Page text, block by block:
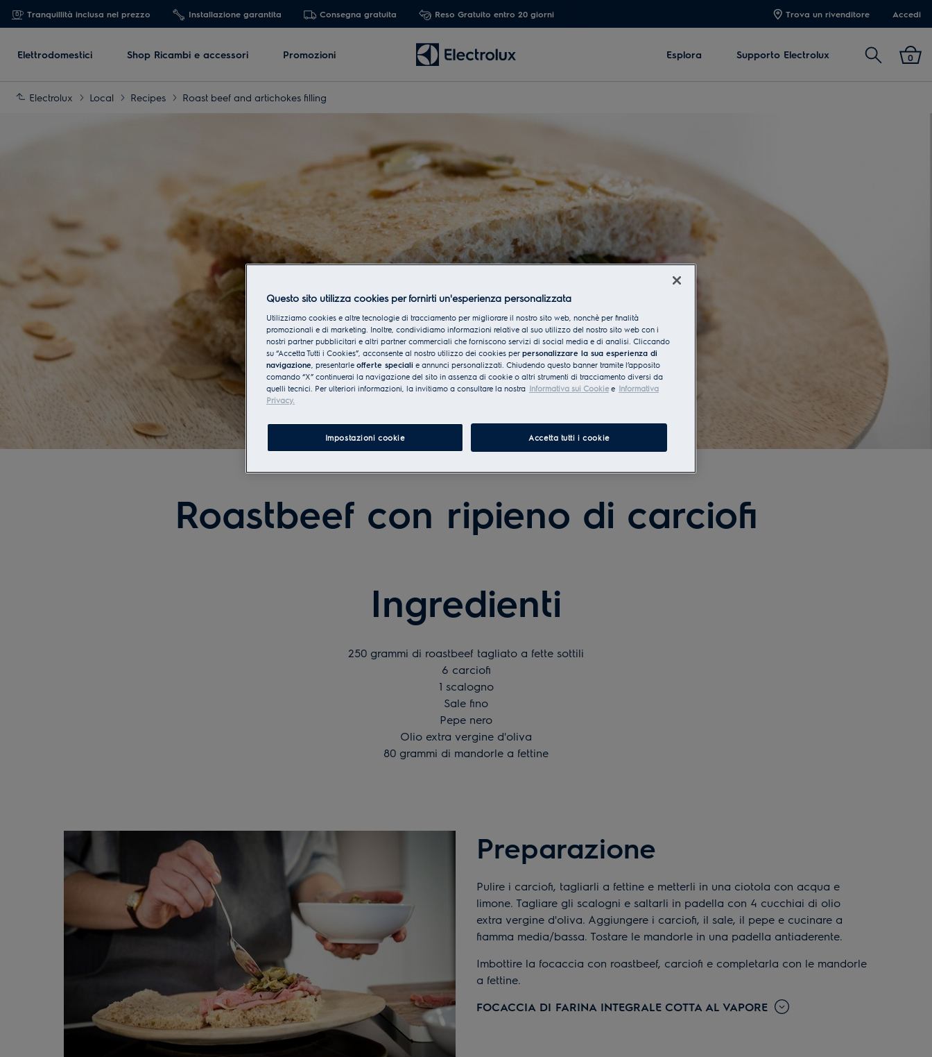
Tranquillità inclusa nel prezzo Installazione garantita Consegna gratuita Reso Gratuito entro 20 giorni Trova un rivenditore Accedi
Elettrodomestici Shop Ricambi e accessori Promozioni Esplora Supporto Electrolux Cerca 0
Electrolux Local Recipes Roast beef and artichokes filling
Roastbeef con ripieno di carciofi
Ingredienti
250 grammi di roastbeef tagliato a fette sottili
6 carciofi
1 scalogno
Sale fino
Pepe nero
Olio extra vergine d'oliva
80 grammi di mandorle a fettine
Preparazione
Pulire i carciofi, tagliarli a fettine e metterli in una ciotola con acqua e
limone. Tagliare gli scalogni e saltarli in padella con 4 cucchiai di olio
extra vergine d'oliva. Aggiungere i carciofi, il sale, il pepe e cucinare a
fiamma media/bassa. Tostare le mandorle in una padella antiaderente.
Imbottire la focaccia con roastbeef, carciofi e completarla con le mandorle
a fettine.
FOCACCIA DI FARINA INTEGRALE COTTA AL VAPORE
Questo sito utilizza cookies per fornirti un'esperienza personalizzata
Utilizziamo cookies e altre tecnologie di tracciamento per migliorare il nostro sito web, nonchè per finalità
promozionali e di marketing. Inoltre, condividiamo informazioni relative al suo utilizzo del nostro sito web con i
nostri partner pubblicitari e altri partner commerciali che forniscono servizi di social media e di analisi. Cliccando
su “Accetta Tutti i Cookies”, acconsente al nostro utilizzo dei cookies per personalizzare la sua esperienza di
navigazione, presentarle offerte speciali e annunci personalizzati. Chiudendo questo banner tramite l’apposito
comando “X” continuerai la navigazione del sito in assenza di cookie o altri strumenti di tracciamento diversi da
quelli tecnici. Per ulteriori informazioni, la invitiamo a consultare la nostra Informativa sui Cookiee Informativa
Privacy.
Impostazioni cookie Accetta tutti i cookie